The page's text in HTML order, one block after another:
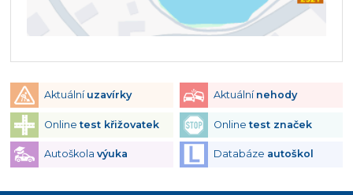
Aktuální uzavírky Aktuální nehody
Onlinetest křižovatek Onlinetest značek
Autoškola výuka Databáze autoškol